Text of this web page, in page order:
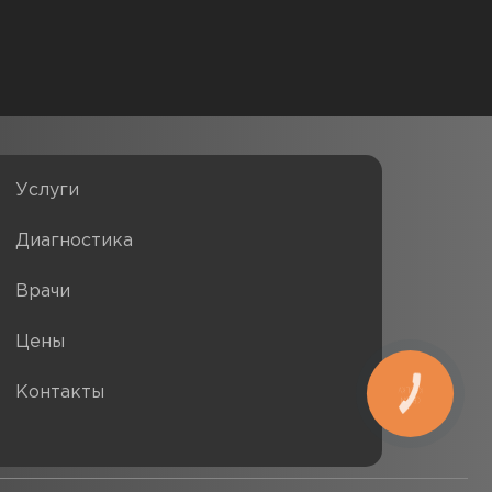
Услуги
Диагностика
Врачи
Цены
Контакты КНОПКА
СВЯЗИ